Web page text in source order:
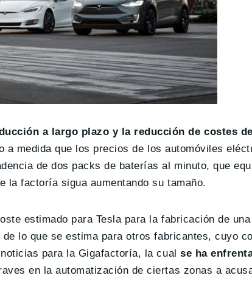
a largo plazo y la reducción de costes
a medida que los precios de los automóviles
de dos packs de baterías al minuto, que
la factoría sigua aumentando su tamaño.
estimado para Tesla para la fabricación de
lo que se estima para otros fabricantes, cuyo
para la Gigafactoría, la cualse ha
en la automatización de ciertas zonas a